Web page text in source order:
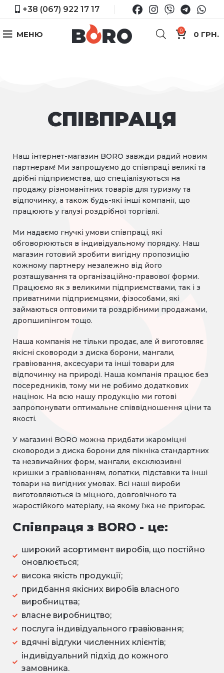
+38 (067) 922 17 17
МЕНЮ 0 0 ГРН.
СПІВПРАЦЯ
Наш інтернет-магазин BORO завжди радий новим
партнерам! Ми запрошуємо до співпраці великі та
дрібні підприємства, що спеціалізуються на
продажу різноманітних товарів для туризму та
відпочинку, а також будь-які інші компанії, що
працюють у галузі роздрібної торгівлі.
Ми надаємо гнучкі умови співпраці, які
обговорюються в індивідуальному порядку. Наш
магазин готовий зробити вигідну пропозицію
кожному партнеру незалежно від його
розташування та організаційно-правової форми.
Працюємо як з великими підприємствами, так і з
приватними підприємцями, фізособами, які
займаються оптовими та роздрібними продажами,
дропшипінгом тощо.
Наша компанія не тільки продає, але й виготовляє
якісні сковороди з диска борони, мангали,
гравіювання, аксесуари та інші товари для
відпочинку на природі. Наша компанія працює без
посередників, тому ми не робимо додаткових
націнок. На всю нашу продукцію ми готові
запропонувати оптимальне співвідношення ціни та
якості.
У магазині BORO можна придбати жароміцні
сковороди з диска борони для пікніка стандартних
та незвичайних форм, мангали, ексклюзивні
кришки з гравіюванням, лопатки, підставки та інші
товари на вигідних умовах. Всі наші вироби
виготовляються із міцного, довговічного та
жаростійкого матеріалу, на якому їжа не пригорає.
Співпраця з BORO - це:
широкий асортимент виробів, що постійно
оновлюється;
висока якість продукції;
придбання якісних виробів власного
виробництва;
власне виробництво;
послуга індивідуального гравіювання;
вдячні відгуки численних клієнтів;
індивідуальний підхід до кожного
замовника.